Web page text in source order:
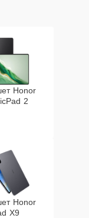
Honor
2
Honor
X9